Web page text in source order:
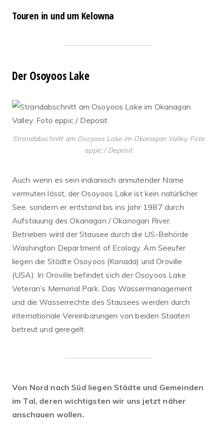
Touren in und um Kelowna
Der Osoyoos Lake
Strandabschnitt am Osoyoos Lake im Okanagan Valley. Foto
eppic / Deposit
Auch wenn es sein indianisch anmutender Name
vermuten lässt, der Osoyoos Lake ist kein natürlicher
See, sondern er entstand bis ins Jahr 1987 durch
Aufstauung des Okanagan / Okanogan River.
Betrieben wird der Stausee durch die US-Behörde
Washington Department of Ecology. Am Seeufer
liegen die Städte Osoyoos (Kanada) und Oroville
(USA). In Oroville befindet sich der Osoyoos Lake
Veteran’s Memorial Park. Das Wassermanagement
und die Wasserrechte des Stausees werden durch
internationale Vereinbarungen von beiden Staaten
betreut und geregelt.
Von Nord nach Süd liegen Städte und Gemeinden
im Tal, deren wichtigsten wir uns jetzt näher
anschauen wollen.